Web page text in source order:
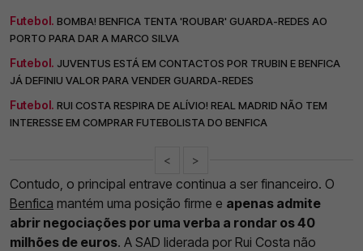
Futebol. BOMBA! BENFICA TENTA 'ROUBAR' GUARDA-REDES AO
PORTO PARA DAR A MARCO SILVA
Futebol. JUVENTUS ESTÁ EM CONTACTOS POR TRUBIN E BENFICA
JÁ DEFINIU VALOR PARA VENDER GUARDA-REDES
Futebol. RUI COSTA RESPIRA DE ALÍVIO! REAL MADRID NÃO TEM
INTERESSE EM COMPRAR FUTEBOLISTA DO BENFICA
< >
Contudo, o principal entrave continua a ser financeiro. O
Benfica mantém uma posição firme e apenas admite
abrir negociações por uma verba a rondar os 40
milhões de euros. A SAD liderada por Rui Costa não